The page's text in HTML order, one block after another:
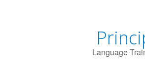
Language